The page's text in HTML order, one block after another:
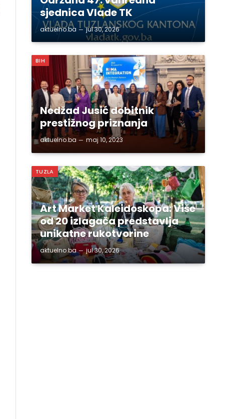
sjednica Vlade TK
aktuelno.ba jul 30, 2026
BIH
Nedžad Jusić dobitnik
prestižnog priznanja
aktuelno.ba maj 10, 2023
TUZLA
Art Market Kaleidoskopa: Više
od 20 izlagača predstavlja
unikatne rukotvorine
aktuelno.ba jul 30, 2026